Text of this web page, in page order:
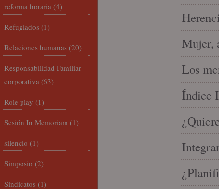
Mujer,
Los
Índice
reforma horaria (4)
Refugiados (1)
Relaciones humanas (20)
Responsabilidad Familiar
corporativa (63)
Role play (1)
Sesión In Memoriam (1)
silencio (1)
Simposio (2)
Sindicatos (1)